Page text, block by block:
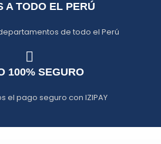
A TODO EL PERÚ
de todo el Perú
100% SEGURO
el pago seguro con IZIPAY